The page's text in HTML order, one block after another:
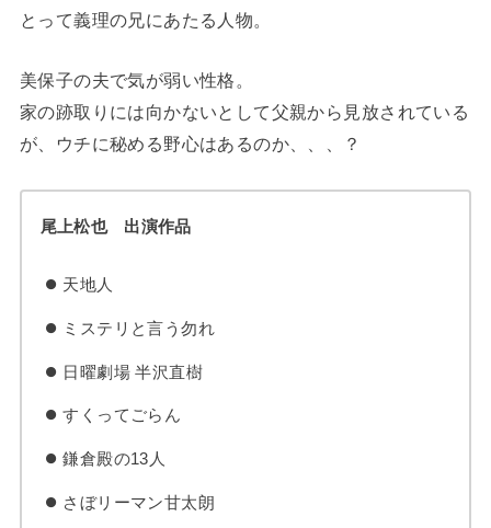
とって義理の兄にあたる人物。
美保子の夫で気が弱い性格。
家の跡取りには向かないとして父親から見放されている
が、ウチに秘める野心はあるのか、、、？
尾上松也 出演作品
天地人
ミステリと言う勿れ
日曜劇場 半沢直樹
すくってごらん
鎌倉殿の13人
さぼリーマン甘太朗